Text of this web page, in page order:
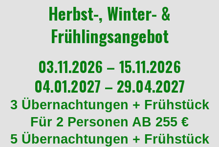
Herbst-, Winter- &
Frühlingsangebot
03.11.2026 – 15.11.2026
04.01.2027 – 29.04.2027
3 Übernachtungen + Frühstück
Für 2 Personen AB 255 €
5 Übernachtungen + Frühstück